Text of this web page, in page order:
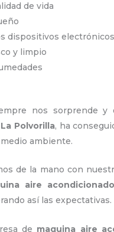
de vida
dispositivos
y limpio
nos sorprende y
Polvorilla, ha
ambiente.
de la mano con
aire
así las expectativas.
de maquina aire